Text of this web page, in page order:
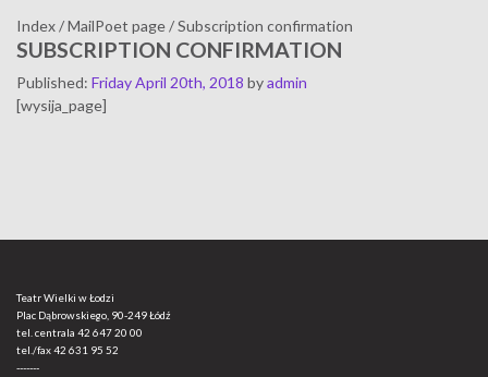
Index/MailPoet page/Subscription confirmation
SUBSCRIPTION CONFIRMATION
Published: Friday April 20th, 2018 byadmin
[wysija_page]
Teatr Wielki w Łodzi
Plac Dąbrowskiego, 90-249 Łódź
tel. centrala 42 647 20 00
tel./fax42 631 95 52
-------